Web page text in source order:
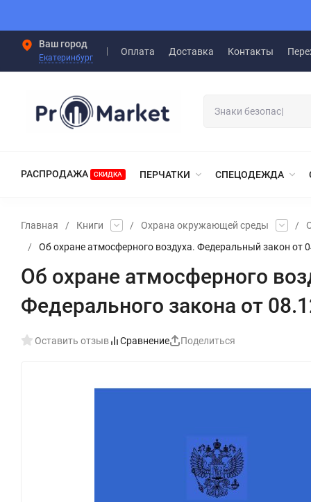
Ваш город
Екатеринбург
Оплата Доставка Контакты
РАСПРОДАЖА СКИДКА ПЕРЧАТКИ СПЕЦОДЕЖДА
Главная / Книги / Охрана окружающей среды /
/
Об охране атмосферного воздуха. Федеральный закон
Об охране атмосферного
Федерального закона от
Оставить отзыв Сравнение Поделиться